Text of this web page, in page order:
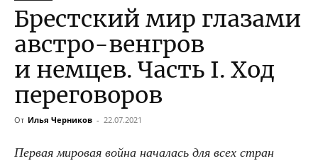
Брестский мир глазами
австро-венгров
и немцев. Часть I. Ход
переговоров
От Илья Черников - 22.07.2021
Пер­вая миро­вая вой­на нача­лась для всех стран